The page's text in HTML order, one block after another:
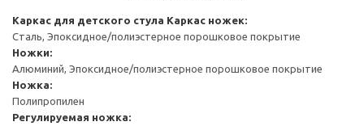
Каркас для детского стула Каркас ножек:
Сталь, Эпоксидное/полиэстерное порошковое покрытие
Ножки:
Алюминий, Эпоксидное/полиэстерное порошковое покрытие
Ножка:
Полипропилен
Регулируемая ножка: